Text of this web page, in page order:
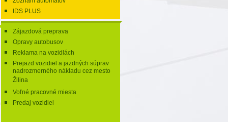
IDS PLUS
Zájazdová preprava
Opravy autobusov
Reklama na vozidlách
Prejazd vozidiel a jazdných súprav
nadrozmerného nákladu cez mesto
Žilina
Voľné pracovné miesta
Predaj vozidiel